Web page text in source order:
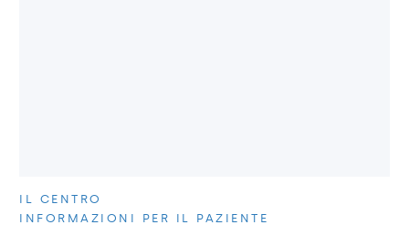
IL CENTRO
INFORMAZIONI PER IL PAZIENTE